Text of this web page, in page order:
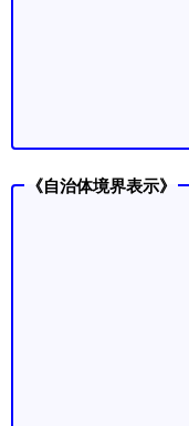
《自治体境界表示》